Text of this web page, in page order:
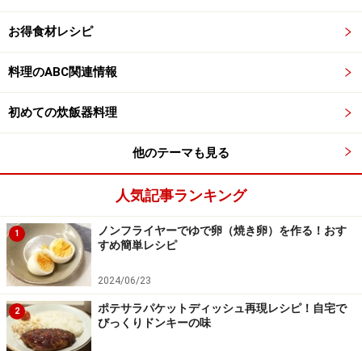
お得食材レシピ
料理のABC関連情報
初めての炊飯器料理
他のテーマも見る
人気記事ランキング
1
ノンフライヤーでゆで卵（焼き卵）を作る！おす
すめ簡単レシピ
2024/06/23
2
ポテサラパケットディッシュ再現レシピ！自宅で
びっくりドンキーの味